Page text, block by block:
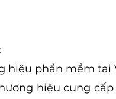
hiệu phần mềm tại
hiệu cung